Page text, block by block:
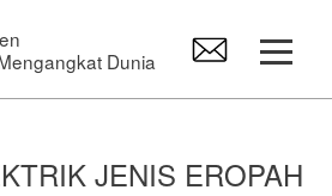
Dunia
JENIS EROPAH